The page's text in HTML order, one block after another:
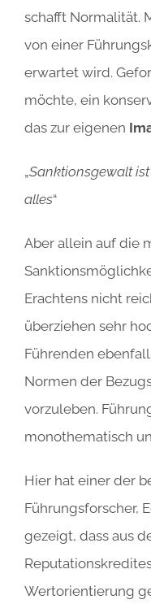
schafft Normalität.
von einer
erwartet wird.
möchte, ein
das zur eigenen
„Sanktionsgewalt
alles“
Aber allein auf die
Erachtens nicht
überziehen sehr
Führenden
Normen der
vorzuleben.
monothematisch
Hier hat einer der
Führungsforscher,
gezeigt, dass aus
Wertorientierung